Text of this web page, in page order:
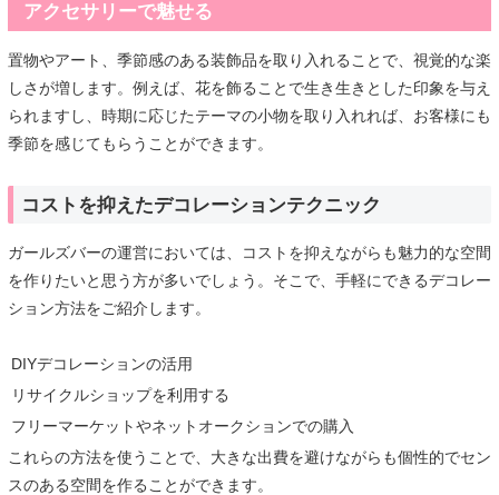
アクセサリーで魅せる
置物やアート、季節感のある装飾品を取り入れることで、視覚的な楽
しさが増します。例えば、花を飾ることで生き生きとした印象を与え
られますし、時期に応じたテーマの小物を取り入れれば、お客様にも
季節を感じてもらうことができます。
コストを抑えたデコレーションテクニック
ガールズバーの運営においては、コストを抑えながらも魅力的な空間
を作りたいと思う方が多いでしょう。そこで、手軽にできるデコレー
ション方法をご紹介します。
DIYデコレーションの活用
リサイクルショップを利用する
フリーマーケットやネットオークションでの購入
これらの方法を使うことで、大きな出費を避けながらも個性的でセン
スのある空間を作ることができます。